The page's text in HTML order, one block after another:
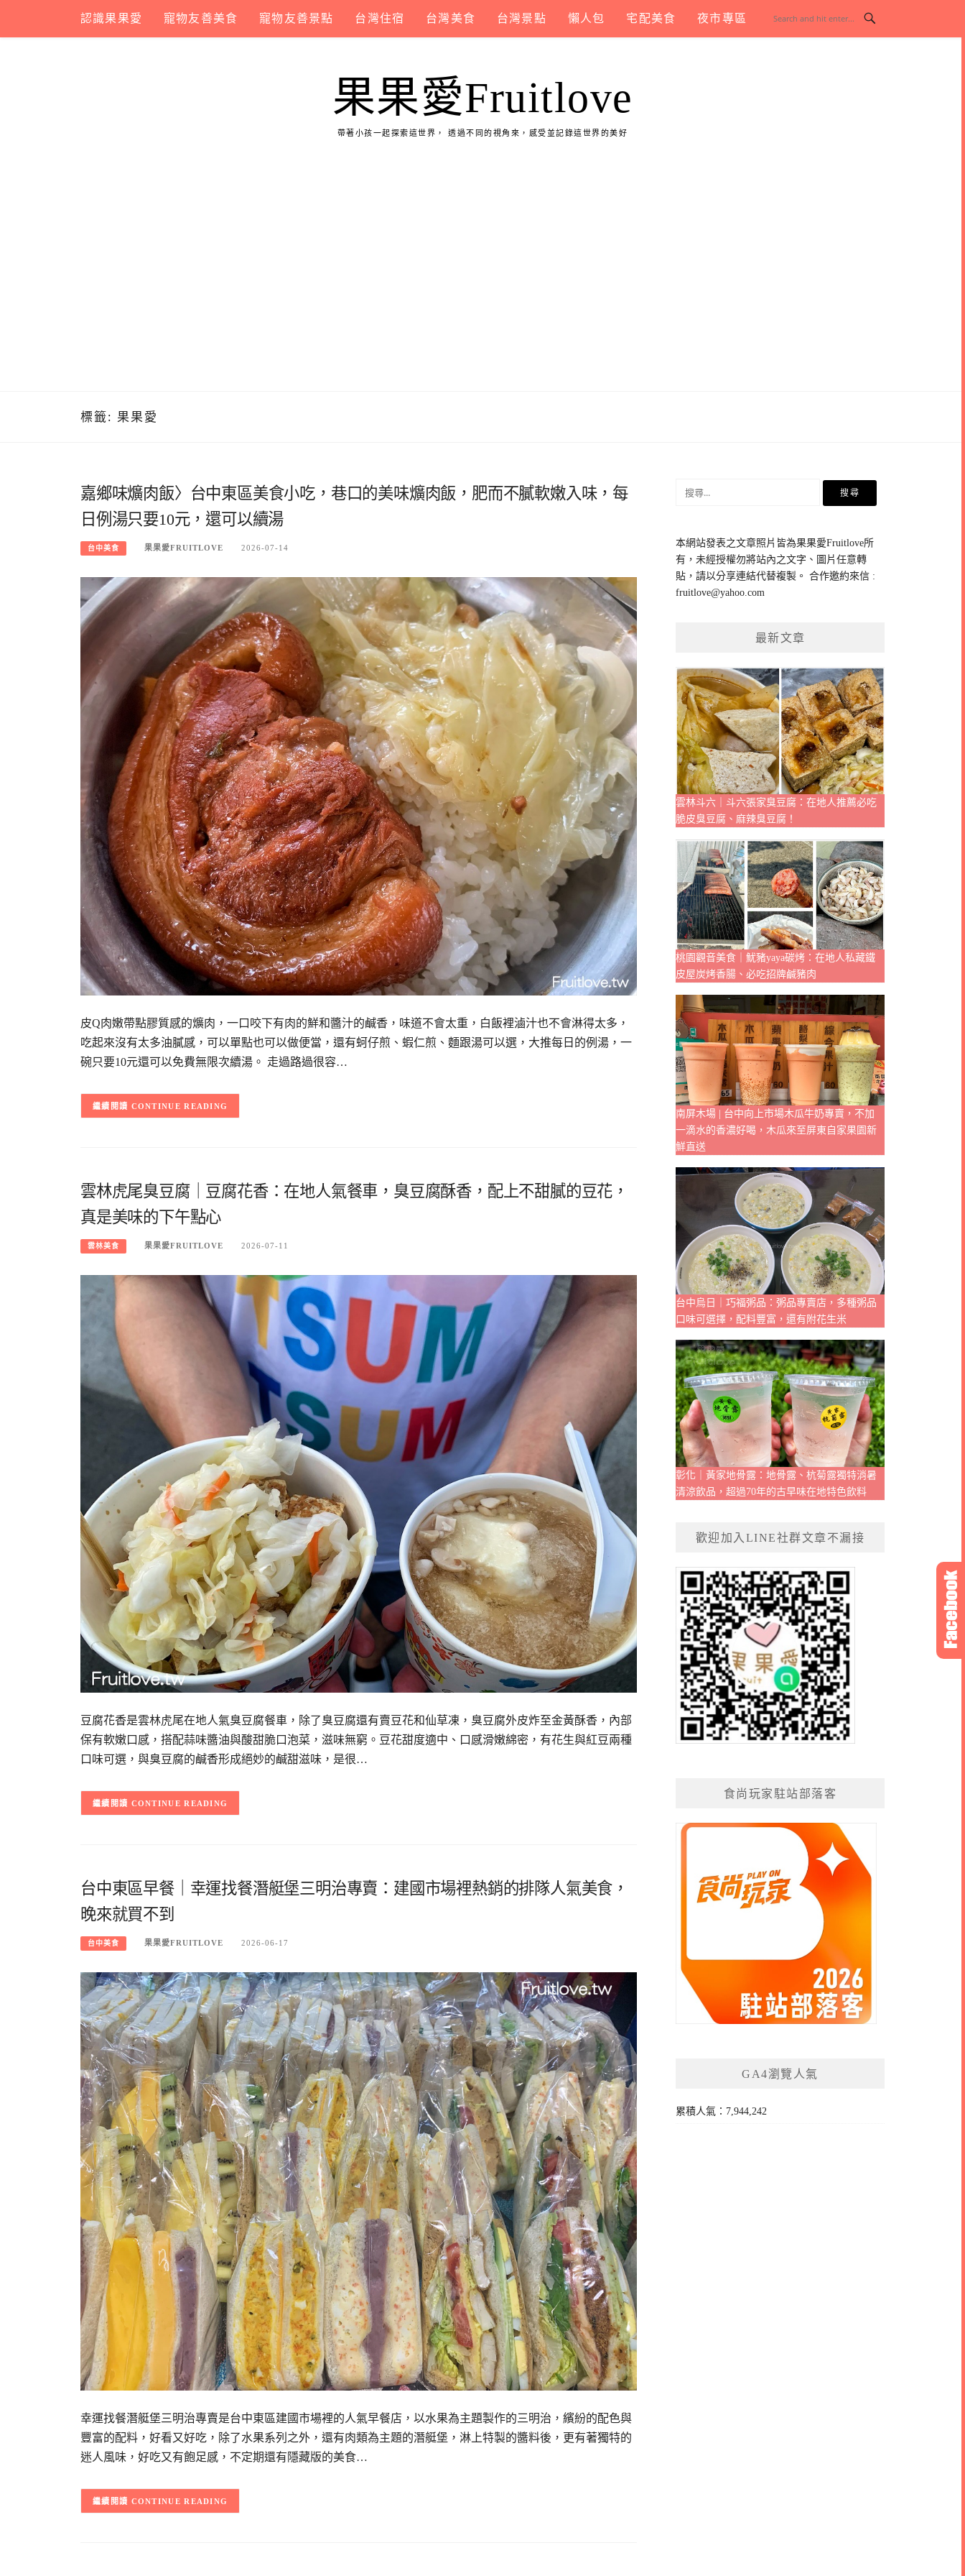
content
認識果果愛 寵物友善美食 寵物友善景點 台灣住宿 台灣美食 台灣景點 懶人包 宅配美食 夜市專區
果果愛Fruitlove
帶著小孩一起探索這世界， 透過不同的視角來，感受並記錄這世界的美好
標籤: 果果愛
嘉鄉味爌肉飯〉台中東區美食小吃，巷口的美味爌肉飯，肥而不膩軟嫩入味，每
日例湯只要10元，還可以續湯
台中美食 果果愛FRUITLOVE 2026-07-14
皮Q肉嫩帶點膠質感的爌肉，一口咬下有肉的鮮和醬汁的鹹香，味道不會太重，白飯裡滷汁也不會淋得太多，
吃起來沒有太多油膩感，可以單點也可以做便當，還有蚵仔煎、蝦仁煎、麵跟湯可以選，大推每日的例湯，一
碗只要10元還可以免費無限次續湯。 走過路過很容…
CONTINUE READING
雲林虎尾臭豆腐｜豆腐花香：在地人氣餐車，臭豆腐酥香，配上不甜膩的豆花，
真是美味的下午點心
雲林美食 果果愛FRUITLOVE 2026-07-11
豆腐花香是雲林虎尾在地人氣臭豆腐餐車，除了臭豆腐還有賣豆花和仙草凍，臭豆腐外皮炸至金黃酥香，內部
保有軟嫩口感，搭配蒜味醬油與酸甜脆口泡菜，滋味無窮。豆花甜度適中、口感滑嫩綿密，有花生與紅豆兩種
口味可選，與臭豆腐的鹹香形成絕妙的鹹甜滋味，是很…
CONTINUE READING
台中東區早餐｜幸運找餐潛艇堡三明治專賣：建國市場裡熱銷的排隊人氣美食，
晚來就買不到
台中美食 果果愛FRUITLOVE 2026-06-17
幸運找餐潛艇堡三明治專賣是台中東區建國市場裡的人氣早餐店，以水果為主題製作的三明治，繽紛的配色與
豐富的配料，好看又好吃，除了水果系列之外，還有肉類為主題的潛艇堡，淋上特製的醬料後，更有著獨特的
迷人風味，好吃又有飽足感，不定期還有隱藏版的美食…
CONTINUE READING
鍵
字:
本網站發表之文章照片皆為果果愛Fruitlove所
有，未經授權勿將站內之文字、圖片任意轉
貼，請以分享連結代替複製。 合作邀約來信 :
fruitlove@yahoo.com
最新文章
雲林斗六｜斗六張家臭豆腐：在地人推薦必吃
脆皮臭豆腐、麻辣臭豆腐！
桃園觀音美食｜魷豬yaya碳烤：在地人私藏鐵
皮屋炭烤香腸、必吃招牌鹹豬肉
南屏木場 | 台中向上市場木瓜牛奶專賣，不加
一滴水的香濃好喝，木瓜來至屏東自家果園新
鮮直送
台中烏日｜巧福粥品：粥品專賣店，多種粥品
口味可選擇，配料豐富，還有附花生米
彰化｜黃家地骨露：地骨露、杭菊露獨特消暑
清涼飲品，超過70年的古早味在地特色飲料
歡迎加入LINE社群文章不漏接
食尚玩家駐站部落客
GA4瀏覽人氣
累積人氣：7,944,242